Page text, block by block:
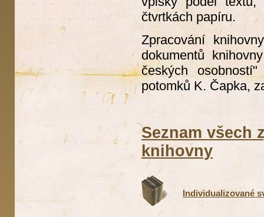
čtvrtkách papíru.
Zpracování
dokumentů
českých
potomků K. Čapka,
Seznam všech
knihovny
Individualizované